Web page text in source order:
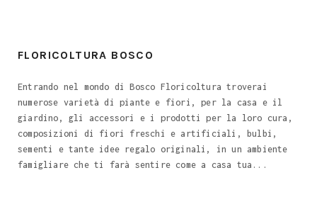
FLORICOLTURA BOSCO
Entrando nel mondo di Bosco Floricoltura troverai
numerose varietà di piante e fiori, per la casa e il
giardino, gli accessori e i prodotti per la loro cura,
composizioni di fiori freschi e artificiali, bulbi,
sementi e tante idee regalo originali, in un ambiente
famigliare che ti farà sentire come a casa tua...